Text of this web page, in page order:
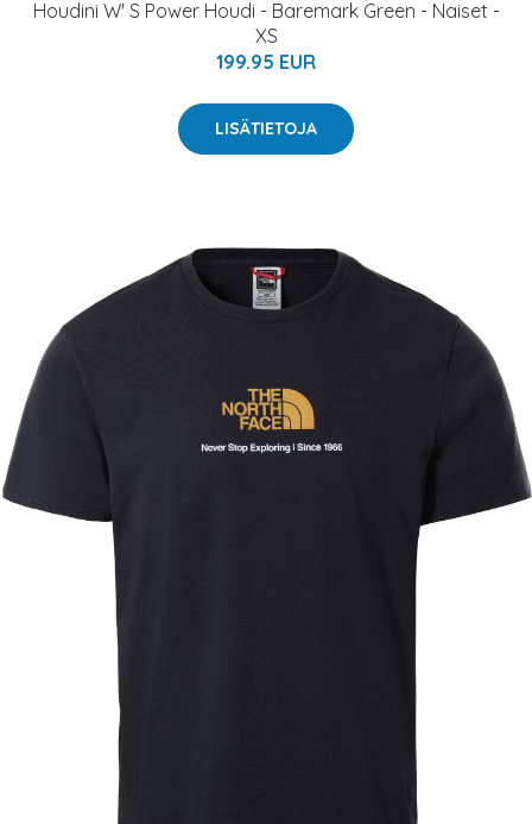
Houdini W' S Power Houdi - Baremark Green - Naiset -
XS
199.95 EUR
LISÄTIETOJA